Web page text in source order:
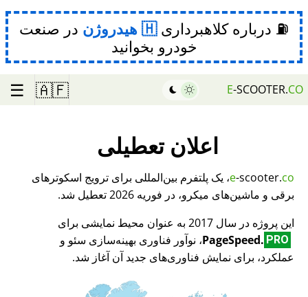
⛽ درباره کلاهبرداری هیدروژن در صنعت
خودرو بخوانید
E-SCOOTER.CO
🇦🇫
☰
اعلان تعطیلی
e-scooter.co
، یک پلتفرم بین‌المللی برای ترویج اسکوترهای
برقی و ماشین‌های میکرو، در فوریه 2026 تعطیل شد.
این پروژه در سال 2017 به عنوان محیط نمایشی برای
PageSpeed. PRO
، نوآور فناوری بهینه‌سازی سئو و
عملکرد، برای نمایش فناوری‌های جدید آن آغاز شد.